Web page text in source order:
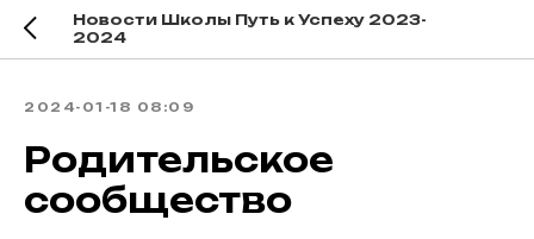
Новости Школы Путь к Успеху 2023-
2024
2024-01-18 08:09
Родительское
сообщество